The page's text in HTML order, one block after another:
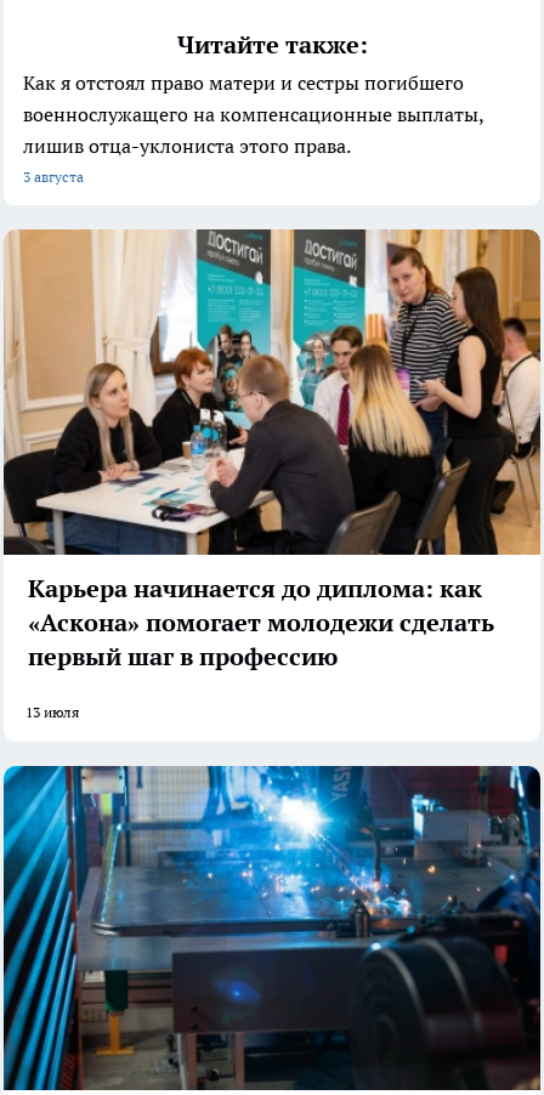
Читайте также:
Как я отстоял право матери и сестры погибшего
военнослужащего на компенсационные выплаты,
лишив отца-уклониста этого права.
3 августа
Карьера начинается до диплома: как
«Аскона» помогает молодежи сделать
первый шаг в профессию
13 июля